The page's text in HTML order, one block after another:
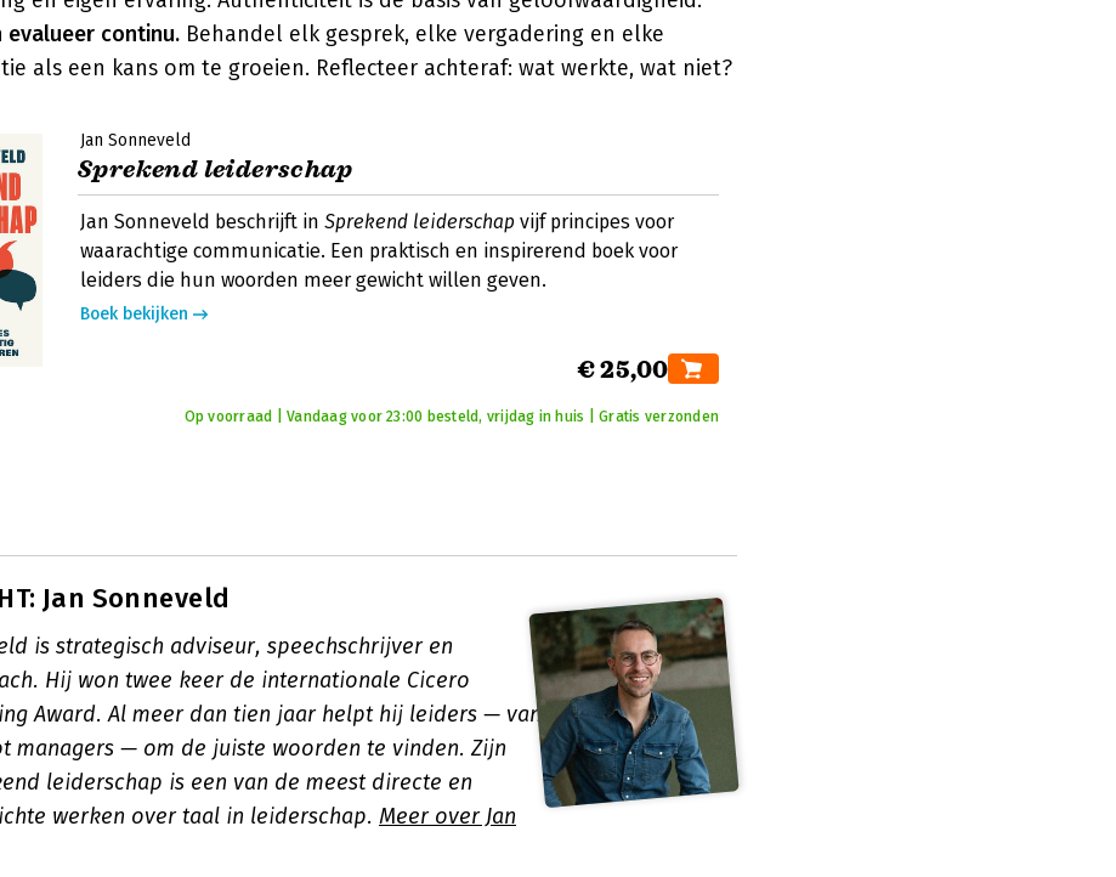
evalueer continu. Behandel elk gesprek, elke vergadering en elke
als een kans om te groeien. Reflecteer achteraf: wat werkte, wat niet?
Jan Sonneveld
Sprekend leiderschap
Jan Sonneveld beschrijft in Sprekend leiderschap vijf principes voor
waarachtige communicatie. Een praktisch en inspirerend boek voor
leiders die hun woorden meer gewicht willen geven.
Boek bekijken
€ 25,00
Op voorraad | Vandaag voor 23:00 besteld, vrijdag in huis | Gratis verzonden
Jan Sonneveld
is strategisch adviseur, speechschrijver en
Hij won twee keer de internationale Cicero
Award. Al meer dan tien jaar helpt hij leiders — van
managers — om de juiste woorden te vinden. Zijn
leiderschap is een van de meest directe en
werken over taal in leiderschap. Meer over Jan